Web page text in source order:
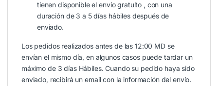
tienen disponible el envio gratuito , con una
duración de 3 a 5 días hábiles después de
enviado.
Los pedidos realizados antes de las 12:00 MD se
envían el mismo día, en algunos casos puede tardar un
máximo de 3 días Hábiles. Cuando su pedido haya sido
enviado, recibirá un email con la información del envío.